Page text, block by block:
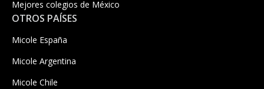
Mejores colegios de México
OTROS PAÍSES
Micole España
Micole Argentina
Micole Chile